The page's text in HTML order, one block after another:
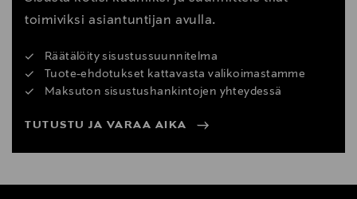
toimiviksi asiantuntijan avulla.
Räätälöity sisustussuunnitelma
Tuote-ehdotukset kattavasta valikoimastamme
Maksuton sisustushankintojen yhteydessä
TUTUSTU JA VARAA AIKA